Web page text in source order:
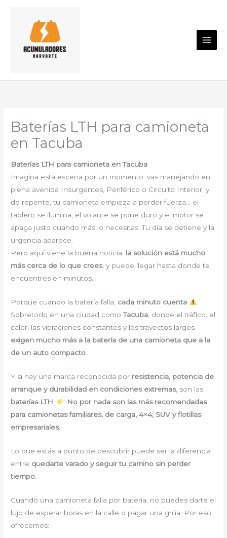
contenido
Baterías LTH para camioneta
en Tacuba
Baterías LTH para camioneta en Tacuba
Imagina esta escena por un momento: vas manejando en
plena avenida Insurgentes, Periférico o Circuito Interior, y
de repente, tu camioneta empieza a perder fuerza… el
tablero se ilumina, el volante se pone duro y el motor se
apaga justo cuando más lo necesitas. Tu día se detiene y la
urgencia aparece.
Pero aquí viene la buena noticia: la solución está mucho
más cerca de lo que crees, y puede llegar hasta donde te
encuentres en minutos.
Porque cuando la batería falla, cada minuto cuenta
Sobretodo en una ciudad comoTacuba , donde el tráfico, el
calor, las vibraciones constantes y los trayectos largos
exigen mucho más a la batería de una camioneta que a la
de un auto compacto
Y si hay una marca reconocida por resistencia, potencia de
arranque y durabilidad en condiciones extremas, son las
baterías LTH
No por nada son las más recomendadas
para camionetas familiares, de carga, 4×4, SUV y flotillas
empresariales.
Lo que estás a punto de descubrir puede ser la diferencia
entre quedarte varado y seguir tu camino sin perder
tiempo.
Cuando una camioneta falla por batería, no puedes darte el
lujo de esperar horas en la calle o pagar una grúa. Por eso
ofrecemos: